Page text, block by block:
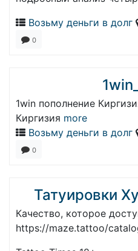
Возьму деньги в долг
0
1win пополнение
Киргизия more
Возьму деньги в долг
0
Татуировки
Качество, которое
https://maze.tattoo/